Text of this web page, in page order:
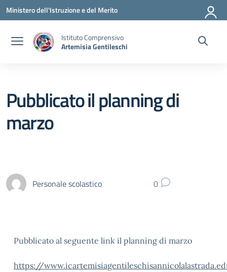
Vai ai contenuti
Vai al menu di navigazione
Vai al footer
Ministero dell'Istruzione e del Merito
Istituto Comprensivo
Artemisia Gentileschi
Pubblicato il planning di
marzo
Personale scolastico 0
Pubblicato al seguente link il planning di marzo
https://